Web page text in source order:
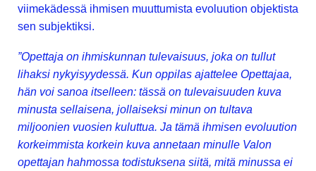
viimekädessä ihmisen muuttumista evoluution objektista
sen subjektiksi.
”Opettaja on ihmiskunnan tulevaisuus, joka on tullut
lihaksi nykyisyydessä. Kun oppilas ajattelee Opettajaa,
hän voi sanoa itselleen: tässä on tulevaisuuden kuva
minusta sellaisena, jollaiseksi minun on tultava
miljoonien vuosien kuluttua. Ja tämä ihmisen evoluution
korkeimmista korkein kuva annetaan minulle Valon
opettajan hahmossa todistuksena siitä, mitä minussa ei